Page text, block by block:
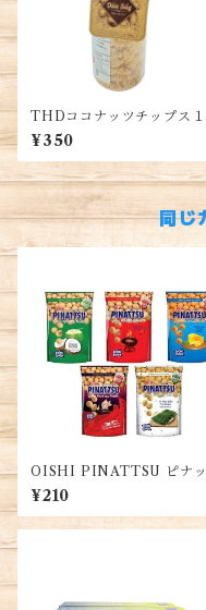
THDココナッツチップス１
(150g) サクサク 甘さと香り
たっぷり 無添加
¥350
同じ
OISHI PINATTSU ピナッ
ツ スナック・Đậu Phộng
hông Chiên PINATTSU
¥210